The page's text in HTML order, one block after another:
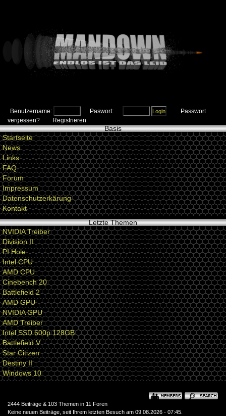
Benutzername: Paswort:
Passwort
vergessen?
Registrieren
Basis
Startseite
News
Links
FAQ
Forum
Impressum
Datenschutzerkärung
Kontakt
Letzte Themen
NVIDIA Treiber
Division II
PI Hole
Intel CPU
AMD CPU
Cinebench 20
Battlefield 2
AMD GPU
NVIDIA GPU
AMD Treiber
Intel SSD 600p 128GB
Battlefield V
Star Citizen
Destiny II
Windows 10
2444 Beiträge & 103 Themen in 11 Foren
Keine neuen Beiträge, seit Ihrem letzten Besuch am 09.08.2026 - 07:45.